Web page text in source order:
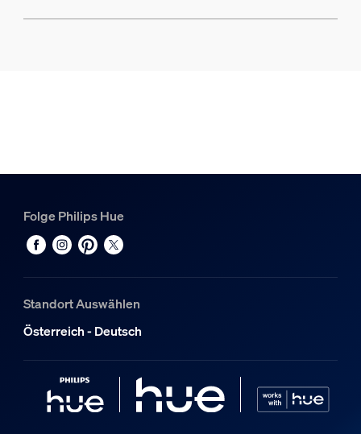
Folge Philips Hue
Standort Auswählen
Österreich - Deutsch